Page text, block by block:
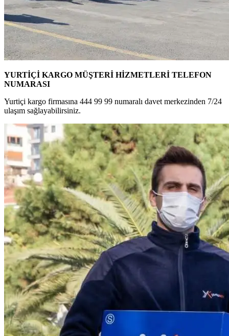
YURTİÇİ KARGO MÜŞTERİ HİZMETLERİ TELEFON
NUMARASI
Yurtiçi kargo firmasına 444 99 99 numaralı davet merkezinden 7/24
ulaşım sağlayabilirsiniz.